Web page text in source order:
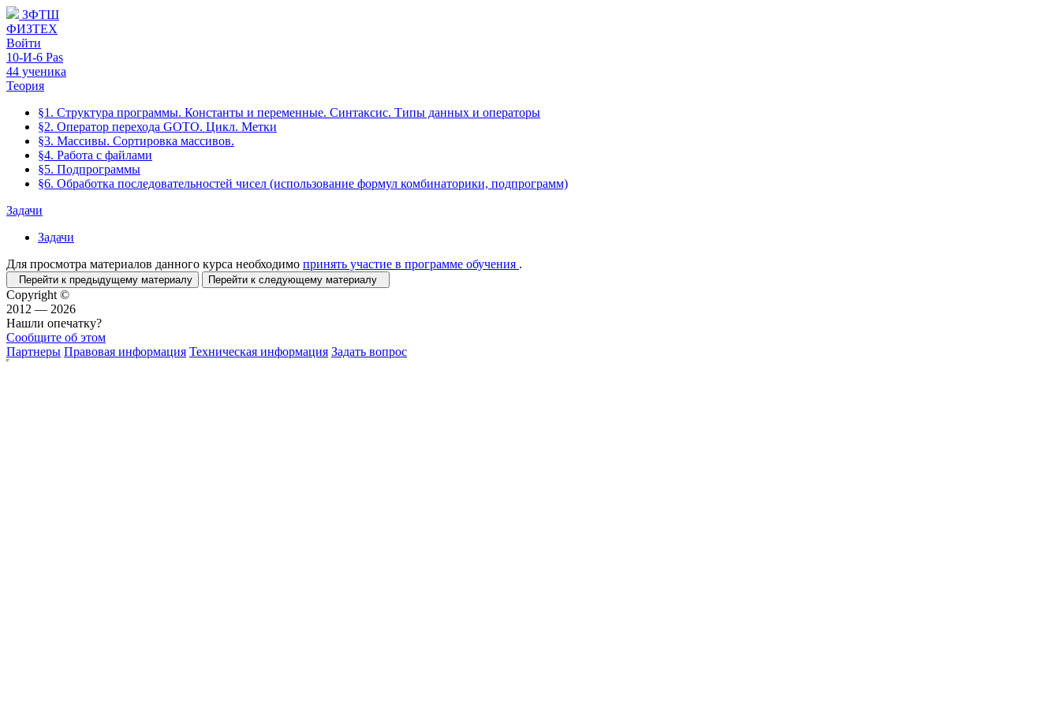
ЗФТШ
ФИЗТЕХ
Войти
10-И-6 Pas
44 ученика
Теория
§1. Структура программы. Константы и переменные. Синтаксис. Типы данных и операторы
§2. Оператор перехода GOTO. Цикл. Метки
§3. Массивы. Сортировка массивов.
§4. Работа с файлами
§5. Подпрограммы
§6. Обработка последовательностей чисел (использование формул комбинаторики, подпрограмм)
Задачи
Задачи
Для просмотра материалов данного курса необходимо принять участие в программе обучения .
Перейти к предыдущему материалу Перейти к следующему материалу
Copyright ©
2012 — 2026
Нашли опечатку?
Сообщите об этом
Партнеры Правовая информация Техническая информация Задать вопрос